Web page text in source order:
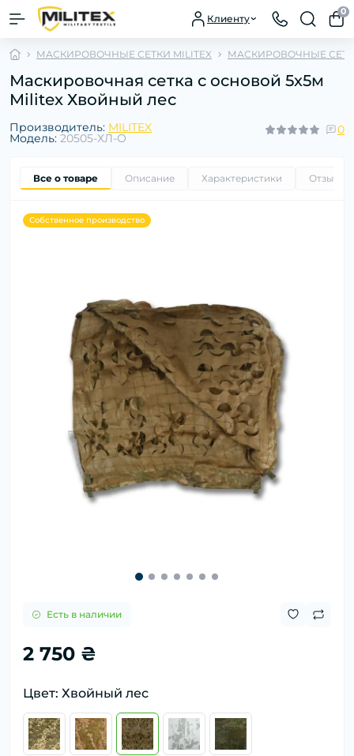
Клиенту
0
МАСКИРОВОЧНЫЕ СЕТКИ MILITEX МАСКИРОВОЧНЫЕ
Маскировочная сетка с основой 5х5м
Militex Хвойный лес
Производитель: MILITEX
Модель: 20505-ХЛ-О
0
Все о товаре Описание Характеристики Отзывы
Собственное производство
Есть в наличии
2 750 ₴
Цвет: Хвойный лес